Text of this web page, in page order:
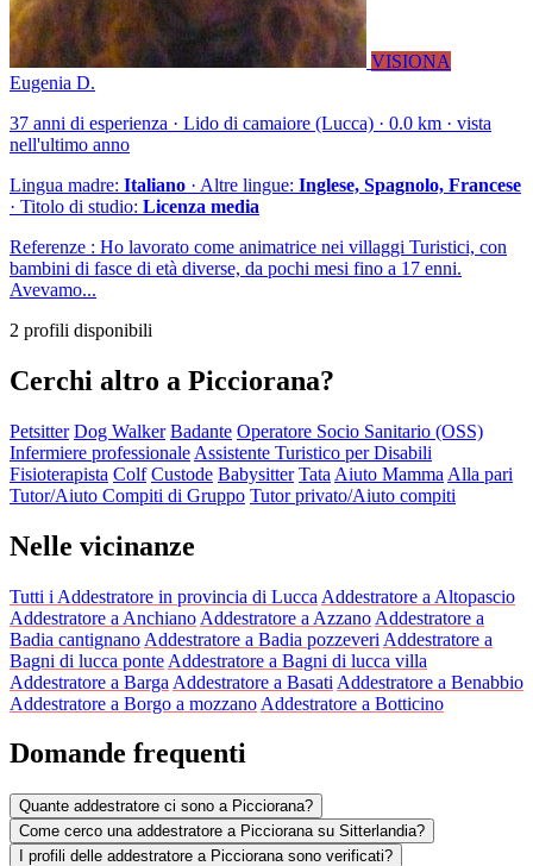
VISIONA
Eugenia D.
37 anni di esperienza · Lido di camaiore (Lucca) · 0.0 km · vista
nell'ultimo anno
Lingua madre: Italiano · Altre lingue: Inglese, Spagnolo, Francese
· Titolo di studio: Licenza media
Referenze : Ho lavorato come animatrice nei villaggi Turistici, con
bambini di fasce di età diverse, da pochi mesi fino a 17 enni.
Avevamo...
2 profili disponibili
Cerchi altro a Picciorana?
Petsitter Dog Walker Badante Operatore Socio Sanitario (OSS)
Infermiere professionale Assistente Turistico per Disabili
Fisioterapista Colf Custode Babysitter Tata Aiuto Mamma Alla pari
Tutor/Aiuto Compiti di Gruppo Tutor privato/Aiuto compiti
Nelle vicinanze
Tutti i Addestratore in provincia di Lucca Addestratore a Altopascio
Addestratore a Anchiano Addestratore a Azzano Addestratore a
Badia cantignano Addestratore a Badia pozzeveri Addestratore a
Bagni di lucca ponte Addestratore a Bagni di lucca villa
Addestratore a Barga Addestratore a Basati Addestratore a Benabbio
Addestratore a Borgo a mozzano Addestratore a Botticino
Domande frequenti
Quante addestratore ci sono a Picciorana?
Come cerco una addestratore a Picciorana su Sitterlandia?
I profili delle addestratore a Picciorana sono verificati?